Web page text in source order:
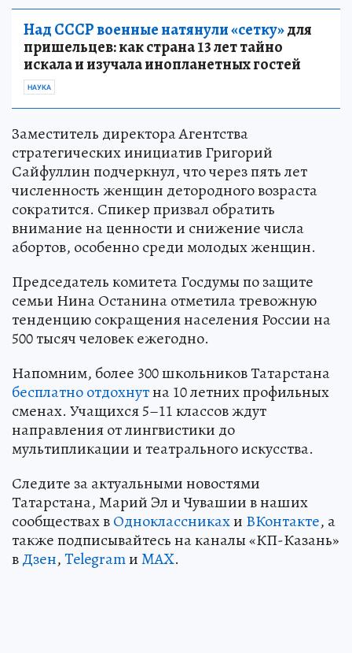
Над СССР военные натянули «сетку»для
пришельцев: как страна 13 лет тайно
искала и изучала инопланетных гостей
НАУКА
Заместитель директора Агентства
стратегических инициатив Григорий
Сайфуллин подчеркнул, что через пять лет
численность женщин детородного возраста
сократится. Спикер призвал обратить
внимание на ценности и снижение числа
абортов, особенно среди молодых женщин.
Председатель комитета Госдумы по защите
семьи Нина Останина отметила тревожную
тенденцию сокращения населения России на
500 тысяч человек ежегодно.
Напомним, более 300 школьников Татарстана
бесплатно отдохнутна 10 летних профильных
сменах. Учащихся 5–11 классов ждут
направления от лингвистики до
мультипликации и театрального искусства.
Следите за актуальными новостями
Татарстана, Марий Эл и Чувашии в наших
сообществах вОдноклассникахи ВКонтакте, а
также подписывайтесь на каналы «КП-Казань»
вДзен,TelegramиMAX.